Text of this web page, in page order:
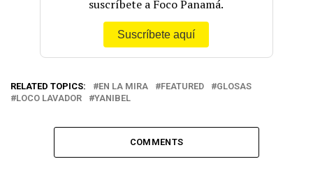
suscríbete a Foco Panamá.
Suscríbete aquí
RELATED TOPICS: EN LA MIRA FEATURED
GLOSAS
LOCO LAVADOR
YANIBEL
COMMENTS